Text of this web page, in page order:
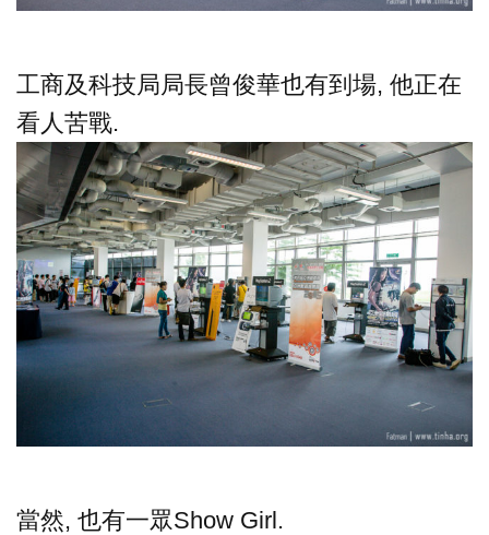
工商及科技局局長曾俊華也有到場, 他正在
看人苦戰.
當然, 也有一眾Show Girl.